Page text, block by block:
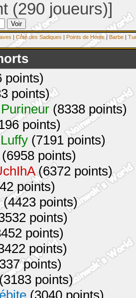
(290 joueurs)]
| Côté des Sadiques | Points de Honte| Barbe |
points)
points)
(8338 points)
points)
(7191 points)
(6958 points)
(6372 points)
points)
(4423 points)
points)
points)
points)
points)
points)
(3040 points)